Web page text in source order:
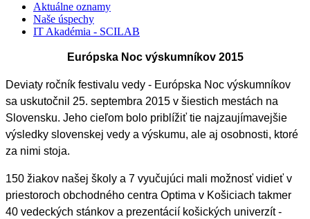
Aktuálne oznamy
Naše úspechy
IT Akadémia - SCILAB
Európska Noc výskumníkov 2015
Deviaty ročník festivalu vedy - Európska Noc výskumníkov
sa uskutočnil 25. septembra 2015 v šiestich mestách na
Slovensku. Jeho cieľom bolo priblížiť tie najzaujímavejšie
výsledky slovenskej vedy a výskumu, ale aj osobnosti, ktoré
za nimi stoja.
150 žiakov našej školy a 7 vyučujúci mali možnosť vidieť v
priestoroch obchodného centra Optima v Košiciach takmer
40 vedeckých stánkov a prezentácií košických univerzít -